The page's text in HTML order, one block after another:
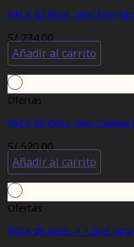
PACK 03 Bots. Vino Don
S/234.00
Añadir al carrito
Ofertas
PACK 06 Bots. Vino
S/520.00
Añadir al carrito
Ofertas
PACK 06 Bots. + 1 Bot.